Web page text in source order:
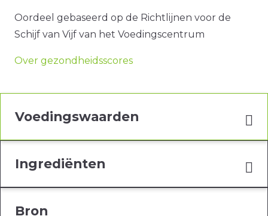
Oordeel gebaseerd op de Richtlijnen voor de
Schijf van Vijf van het Voedingscentrum
Over gezondheidsscores
Voedingswaarden
Ingrediënten
Bron